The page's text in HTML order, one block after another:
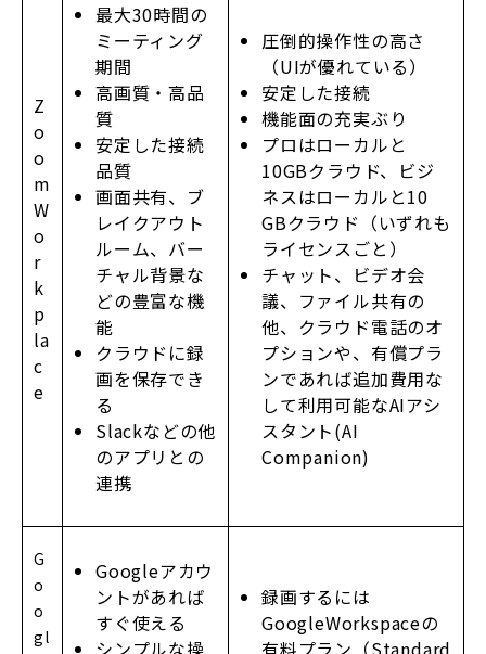
Z
o
o
m
W
o
r
k
p
la
c
e
最大30時間の
ミーティング
期間
高画質・高品
質
安定した接続
品質
画面共有、ブ
レイクアウト
ルーム、バー
チャル背景な
どの豊富な機
能
クラウドに録
画を保存でき
る
Slackなどの他
のアプリとの
連携
圧倒的操作性の高さ
（UIが優れている）
安定した接続
機能面の充実ぶり
プロはローカルと
10GBクラウド、ビジ
ネスはローカルと10
GBクラウド（いずれも
ライセンスごと）
チャット、ビデオ会
議、ファイル共有の
他、クラウド電話のオ
プションや、有償プラ
ンであれば追加費用な
して利用可能なAIアシ
スタント(AI
Companion)
G
o
o
gl
Googleアカウ
ントがあれば
すぐ使える
録画するには
GoogleWorkspaceの